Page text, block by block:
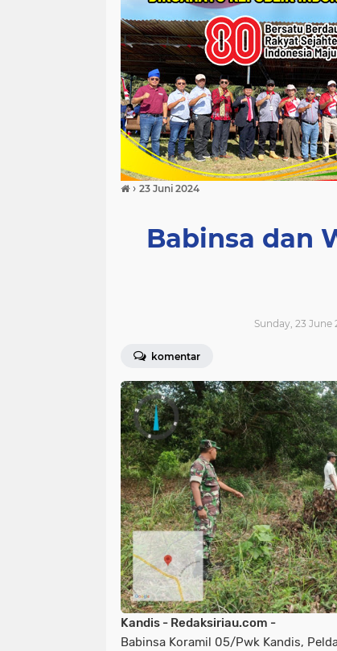
› 23 Juni 2024
Babinsa dan
Sunday, 23 June
komentar
Kandis - Redaksiriau.com -
Babinsa Koramil 05/Pwk Kandis,